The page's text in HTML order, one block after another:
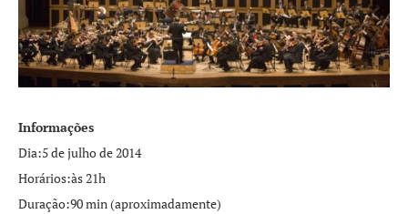
Informações
Dia:5 de julho de 2014
Horários:às 21h
Duração:90 min (aproximadamente)